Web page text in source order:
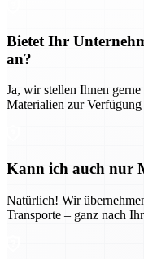
Bietet Ihr
an?
Ja, wir stellen Ihnen
Materialien zur
Kann ich auch nur
Natürlich! Wir
Transporte – ganz nach